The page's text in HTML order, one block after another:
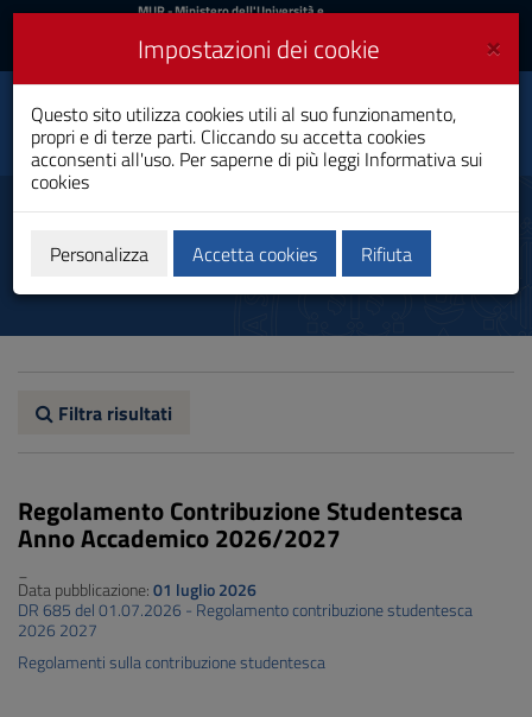
Vai
al
navigazione
sito
Footer
MIUR
Accedi
MUR- Ministero dell'Università e
Accedi UniCA News
Toggle
navigation
Università degli
Studi di Cagliari
Didattica
Filtra risultati
Regolamento Contribuzione Studentesca
Anno Accademico 2026/2027
Data pubblicazione:01 luglio 2026
DR 685 del 01.07.2026 - Regolamento contribuzione studentesca
2026 2027
Regolamenti sulla contribuzione studentesca
×
Impostazioni dei cookie
Questo sito utilizza cookies utili al suo funzionamento,
propri e di terze parti. Cliccando su accetta cookies
acconsenti all'uso. Per saperne di più leggi Informativa sui
cookies
Personalizza Accetta cookies Rifiuta